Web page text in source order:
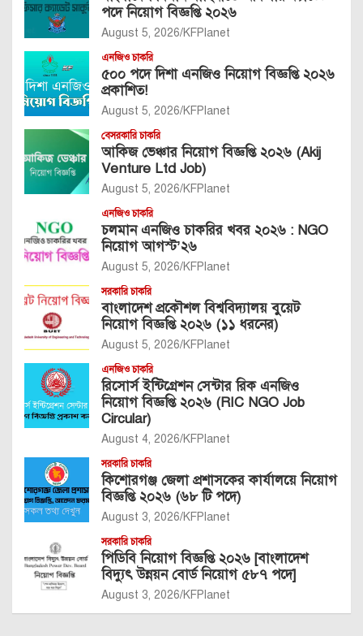
পদে নিয়োগ বিজ্ঞপ্তি ২০২৬
August 5, 2026 KFPlanet
এনজিও চাকরি
৫০০ পদে দিশা এনজিও নিয়োগ বিজ্ঞপ্তি ২০২৬
প্রকাশিত!
August 5, 2026 KFPlanet
বেসরকারি চাকরি
আকিজ ভেঞ্চার নিয়োগ বিজ্ঞপ্তি ২০২৬ (Akij
Venture Ltd Job)
August 5, 2026 KFPlanet
এনজিও চাকরি
চলমান এনজিও চাকরির খবর ২০২৬ : NGO
নিয়োগ আগস্ট’২৬
August 5, 2026 KFPlanet
সরকারি চাকরি
বাংলাদেশ প্রকৌশল বিশ্ববিদ্যালয় বুয়েট
নিয়োগ বিজ্ঞপ্তি ২০২৬ (১১ ধরনের)
August 5, 2026 KFPlanet
এনজিও চাকরি
রিসোর্স ইন্টিগ্রেশন সেন্টার রিক এনজিও
নিয়োগ বিজ্ঞপ্তি ২০২৬ (RIC NGO Job
Circular)
August 4, 2026 KFPlanet
সরকারি চাকরি
কিশোরগঞ্জ জেলা প্রশাসকের কার্যালয়ে নিয়োগ
বিজ্ঞপ্তি ২০২৬ (৬৮ টি পদে)
August 3, 2026 KFPlanet
সরকারি চাকরি
পিডিবি নিয়োগ বিজ্ঞপ্তি ২০২৬ [বাংলাদেশ
বিদ্যুৎ উন্নয়ন বোর্ড নিয়োগ ৫৮৭ পদে]
August 3, 2026 KFPlanet